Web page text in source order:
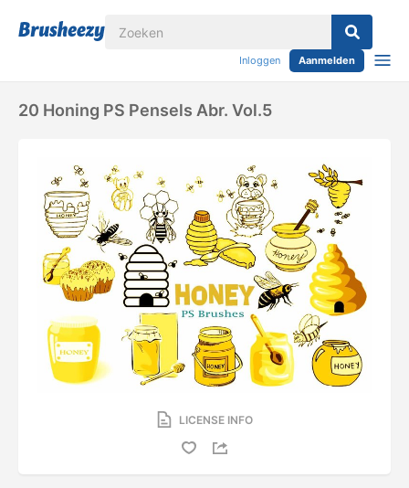
Inloggen Aanmelden
20 Honing PS Pensels Abr. Vol.5
LICENSE INFO